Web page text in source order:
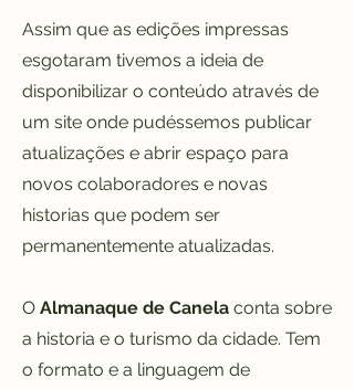
Assim que as edições impressas
esgotaram tivemos a ideia de
disponibilizar o conteúdo através de
um site onde pudéssemos publicar
atualizações e abrir espaço para
novos colaboradores e novas
historias que podem ser
permanentemente atualizadas.
O Almanaque de Canela conta sobre
a historia e o turismo da cidade. Tem
o formato e a linguagem de